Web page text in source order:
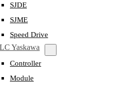
SJDE
SJME
Speed Drive
Yaskawa
Controller
Module